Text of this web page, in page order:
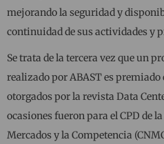
mejorando la seguridad y
continuidad de sus actividades y
Se trata de la tercera vez que un
realizado por ABAST es premiado
otorgados por la revista Data
ocasiones fueron para el CPD de
Mercados y la Competencia